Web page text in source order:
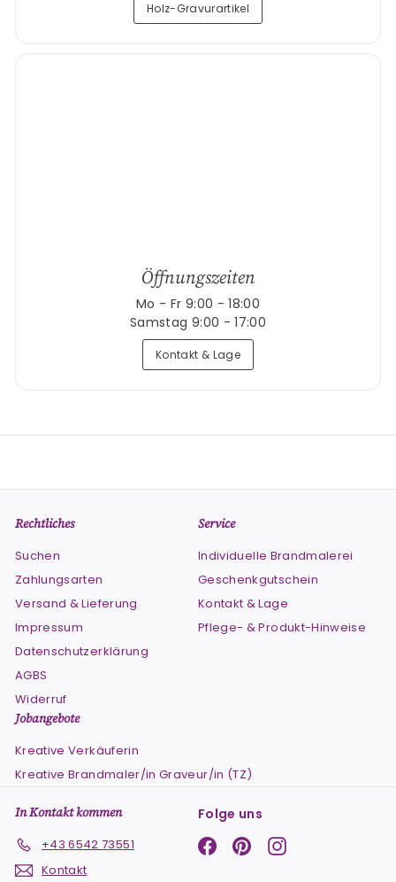
Holz-Gravurartikel
Öffnungszeiten
Mo - Fr 9:00 - 18:00
Samstag 9:00 - 17:00
Kontakt & Lage
Rechtliches
Suchen
Zahlungsarten
Versand & Lieferung
Impressum
Datenschutzerklärung
AGBS
Widerruf
Service
Individuelle Brandmalerei
Geschenkgutschein
Kontakt & Lage
Pflege- & Produkt-Hinweise
Jobangebote
Kreative Verkäuferin
Kreative Brandmaler/in Graveur/in (TZ)
In Kontakt kommen
+43 6542 73551
Kontakt
Folge uns
Facebook
PinterestInstagram